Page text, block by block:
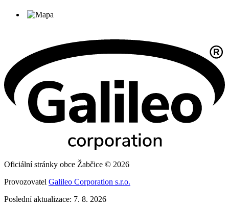
Oficiální stránky obce Žabčice © 2026
Provozovatel Galileo Corporation s.r.o.
Poslední aktualizace: 7. 8. 2026